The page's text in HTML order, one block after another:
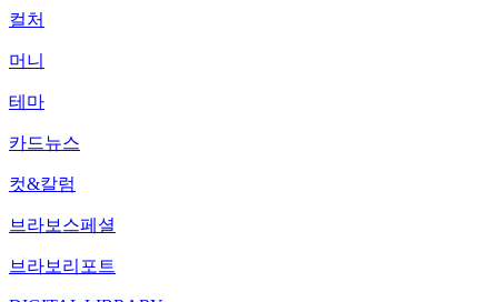
컬처
머니
테마
카드뉴스
컷&칼럼
브라보스페셜
브라보리포트